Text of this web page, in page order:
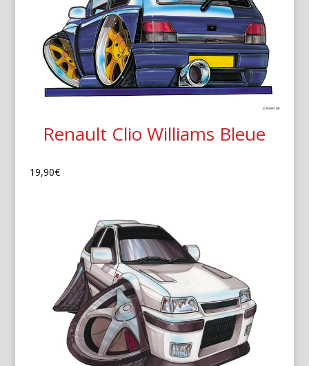
Renault Clio Williams Bleue
19,90€